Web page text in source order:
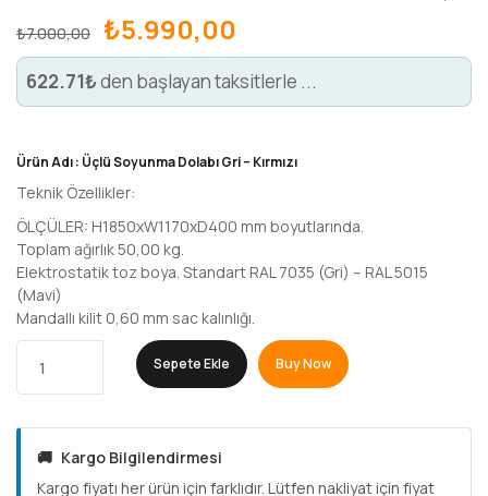
₺7.000,00 ₺5.990,00
622.71₺den başlayan taksitlerle ...
Ürün Adı : Üçlü Soyunma Dolabı Gri – Kırmızı
Teknik Özellikler:
ÖLÇÜLER: H1850xW1170xD400 mm boyutlarında.
Toplam ağırlık 50,00 kg.
Elektrostatik toz boya. Standart RAL 7035 (Gri) – RAL 5015
(Mavi)
Mandallı kilit 0,60 mm sac kalınlığı.
Sepete Ekle Buy Now
🚚 Kargo Bilgilendirmesi
Kargo fiyatı her ürün için farklıdır. Lütfen nakliyat için fiyat